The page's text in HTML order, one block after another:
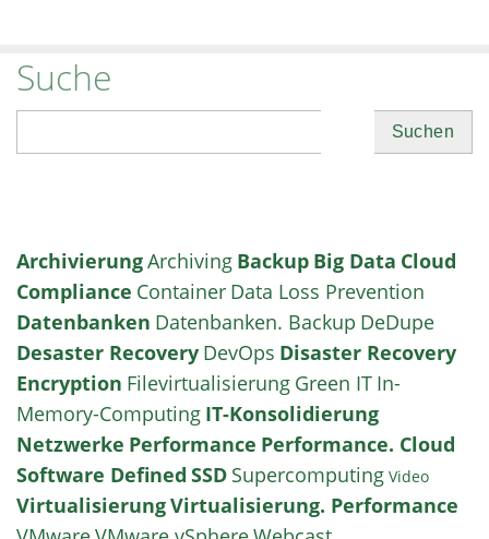
Suche
ArchivierungArchiving Backup Big Data Cloud
Compliance Container Data Loss Prevention
Datenbanken Datenbanken. Backup DeDupe
Desaster Recovery DevOps Disaster Recovery
Encryption Filevirtualisierung Green IT In-
Memory-Computing IT-Konsolidierung
Netzwerke Performance Performance. Cloud
Software Defined SSD Supercomputing Video
VirtualisierungVirtualisierung. Performance